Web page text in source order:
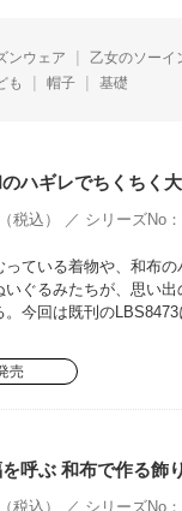
ンウェア 乙女のソーイ
も 帽子 基礎
ハギレでちくちく
税込） ／ シリーズNo
っている着物や、和布
いぐるみたちが、思い
。今回は既刊の
売
呼ぶ 和布で作る飾
税込） ／ シリーズNo